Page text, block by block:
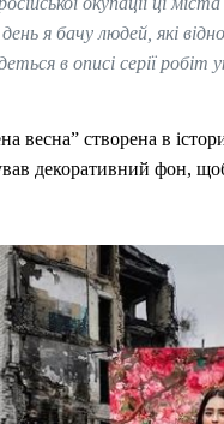
я бачу людей, які
в описі серії робіт
весна” створена в
декоративний фон,